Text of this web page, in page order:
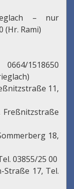
– nur
(Hr. Rami)
1518650
11,
Freßnitzstraße
18,
03855/25 00
Straße 17, Tel.